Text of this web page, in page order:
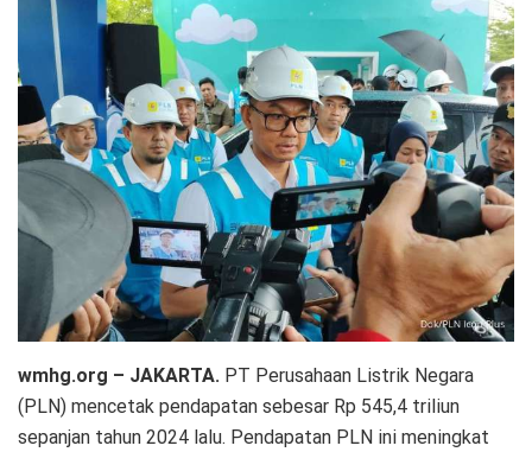
wmhg.org – JAKARTA. PT Perusahaan Listrik Negara
(PLN) mencetak pendapatan sebesar Rp 545,4 triliun
sepanjan tahun 2024 lalu. Pendapatan PLN ini meningkat